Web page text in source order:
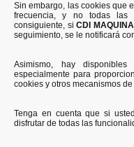
Sin embargo, las cookies que
frecuencia, y no todas las
consiguiente, siCDI
seguimiento, se le notificará
Asimismo, hay
especialmente para
cookies y otros mecanismos
Tenga en cuenta que si
disfrutar de todas las